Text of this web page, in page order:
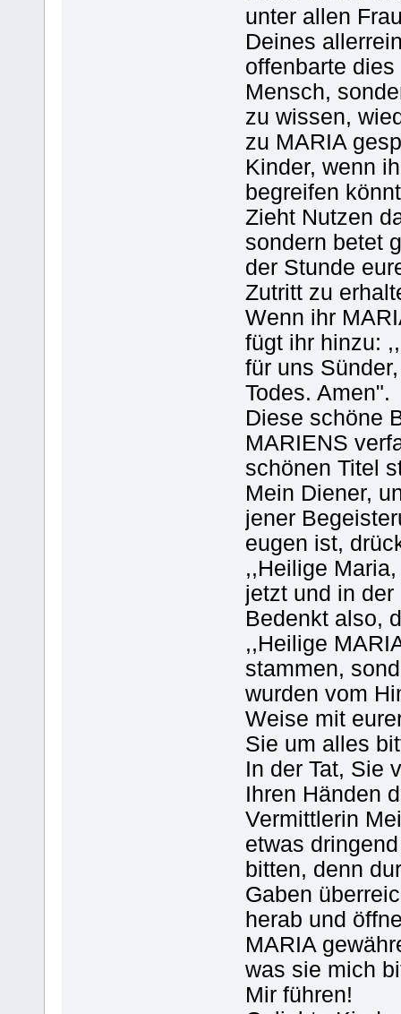
unter allen
Deines
offenbarte
Mensch,
zu wissen,
zu MARIA
Kinder, wenn
begreifen
Zieht Nutzen
sondern betet
der Stunde
Zutritt zu
Wenn ihr
fügt ihr hinzu:
für uns
Todes. Amen".
Diese schöne
MARIENS
schönen Titel
Mein Diener,
jener
eugen ist,
,,Heilige
jetzt und in der
Bedenkt also,
,,Heilige
stammen,
wurden vom
Weise mit
Sie um alles
In der Tat, Sie
Ihren Händen
Vermittlerin
etwas
bitten, denn
Gaben
herab und
MARIA
was sie mich
Mir führen!